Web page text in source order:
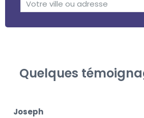
Quelques
Joseph